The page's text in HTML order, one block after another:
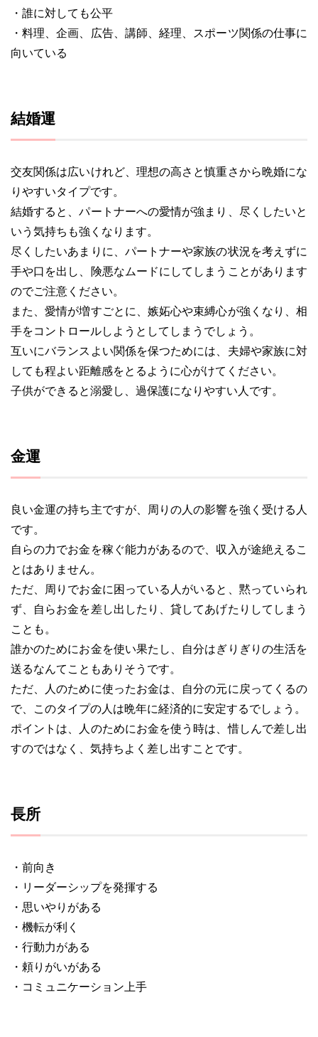
・誰に対しても公平
・料理、企画、広告、講師、経理、スポーツ関係の仕事に
向いている
結婚運
交友関係は広いけれど、理想の高さと慎重さから晩婚にな
りやすいタイプです。
結婚すると、パートナーへの愛情が強まり、尽くしたいと
いう気持ちも強くなります。
尽くしたいあまりに、パートナーや家族の状況を考えずに
手や口を出し、険悪なムードにしてしまうことがあります
のでご注意ください。
また、愛情が増すごとに、嫉妬心や束縛心が強くなり、相
手をコントロールしようとしてしまうでしょう。
互いにバランスよい関係を保つためには、夫婦や家族に対
しても程よい距離感をとるように心がけてください。
子供ができると溺愛し、過保護になりやすい人です。
金運
良い金運の持ち主ですが、周りの人の影響を強く受ける人
です。
自らの力でお金を稼ぐ能力があるので、収入が途絶えるこ
とはありません。
ただ、周りでお金に困っている人がいると、黙っていられ
ず、自らお金を差し出したり、貸してあげたりしてしまう
ことも。
誰かのためにお金を使い果たし、自分はぎりぎりの生活を
送るなんてこともありそうです。
ただ、人のために使ったお金は、自分の元に戻ってくるの
で、このタイプの人は晩年に経済的に安定するでしょう。
ポイントは、人のためにお金を使う時は、惜しんで差し出
すのではなく、気持ちよく差し出すことです。
長所
・前向き
・リーダーシップを発揮する
・思いやりがある
・機転が利く
・行動力がある
・頼りがいがある
・コミュニケーション上手